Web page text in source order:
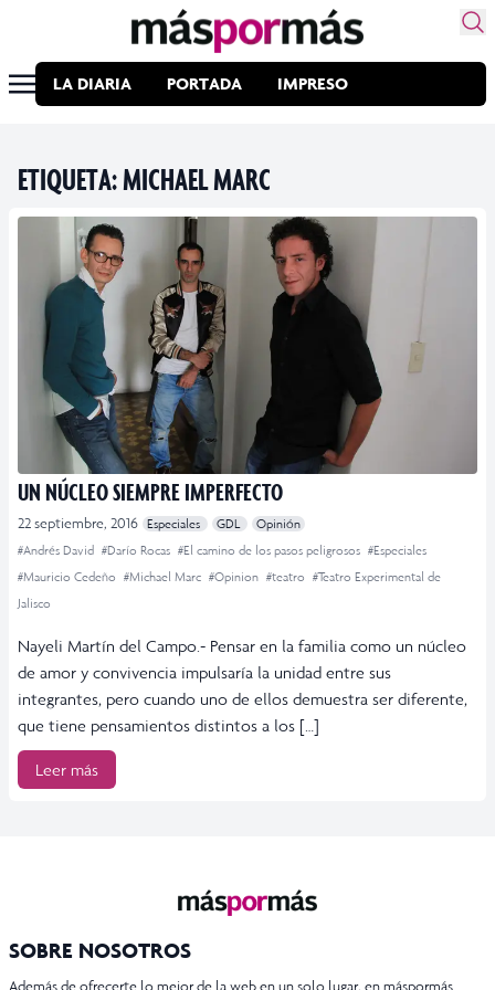
LA DIARIA PORTADA IMPRESO
ETIQUETA:MICHAEL MARC
UN NÚCLEO SIEMPRE IMPERFECTO
22 septiembre, 2016 Especiales GDL
Opinión
#Andrés David #Darío Rocas #El camino de los pasos peligrosos #Especiales
#Mauricio Cedeño #Michael Marc #Opinion #teatro #Teatro Experimental de
Jalisco
Nayeli Martín del Campo.- Pensar en la familia como un núcleo
de amor y convivencia impulsaría la unidad entre sus
integrantes, pero cuando uno de ellos demuestra ser diferente,
que tiene pensamientos distintos a los […]
Leer más
SOBRE NOSOTROS